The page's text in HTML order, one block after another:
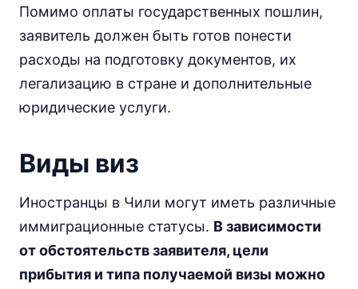
Помимо оплаты государственных пошлин,
заявитель должен быть готов понести
расходы на подготовку документов, их
легализацию в стране и дополнительные
юридические услуги.
Виды виз
Иностранцы в Чили могут иметь различные
иммиграционные статусы. В зависимости
от обстоятельств заявителя, цели
прибытия и типа получаемой визы можно